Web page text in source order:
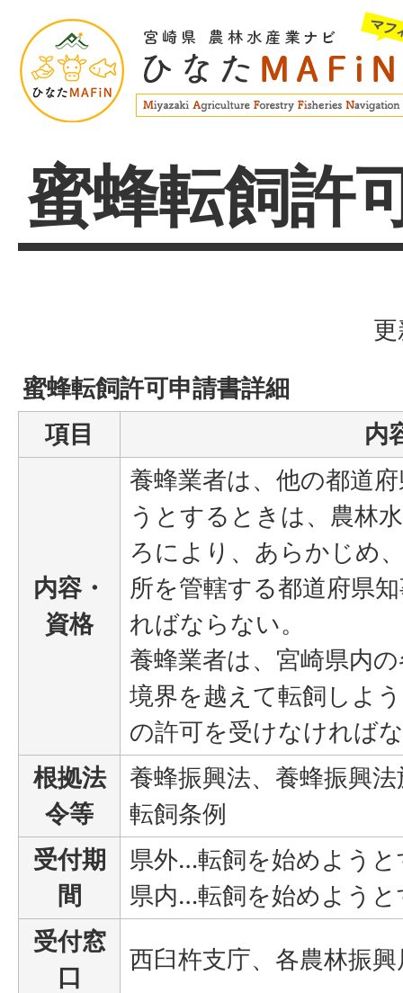
蜜蜂転飼許
蜜蜂転飼許可申請書詳細
項目
内
内容・
資格
養蜂業者は、他の都道
うとするときは、農林
ろにより、あらかじめ
所を管轄する都道府県
ればならない。
養蜂業者は、宮崎県内
境界を越えて転飼しよ
の許可を受けなければ
根拠法
令等
養蜂振興法、養蜂振興
転飼条例
受付期
間
県外…転飼を始めよう
県内…転飼を始めよう
受付窓
口
西臼杵支庁、各農林振興